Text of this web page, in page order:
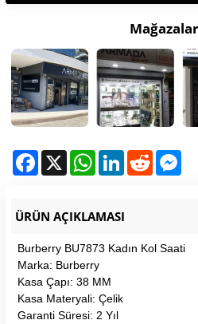
Facebook
X WhatsAppLinkedInReddit
ÜRÜN AÇIKLAMASI
Burberry BU7873 Kadın Kol Saati
Marka: Burberry
Kasa Çapı: 38 MM
Kasa Materyali: Çelik
Garanti Süresi: 2 Yıl